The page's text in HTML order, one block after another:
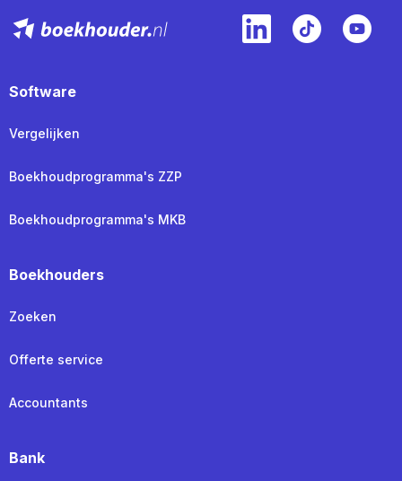
Software
Vergelijken
Boekhoudprogramma's ZZP
Boekhoudprogramma's MKB
Boekhouders
Zoeken
Offerte service
Accountants
Bank